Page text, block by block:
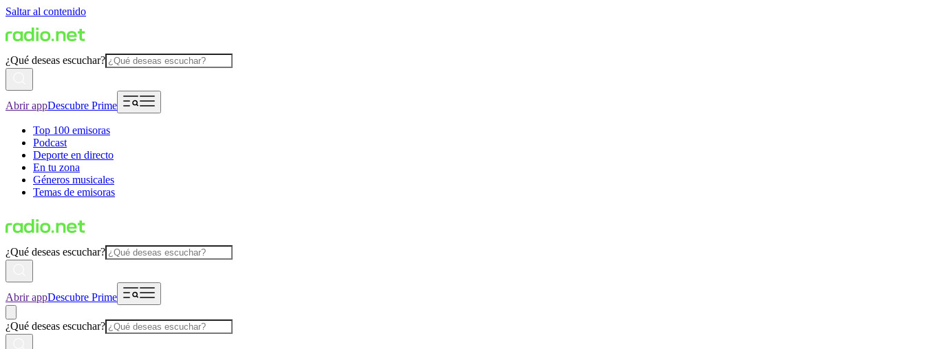
Saltar al contenido
¿Qué deseas escuchar?
Abrir appDescubre Prime
Top 100 emisoras
Podcast
Deporte en directo
En tu zona
Géneros musicales
Temas de emisoras
¿Qué deseas escuchar?
Abrir appDescubre Prime
¿Qué deseas escuchar?